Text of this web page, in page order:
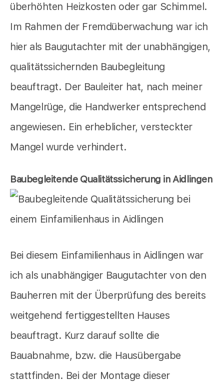
überhöhten Heizkosten oder gar Schimmel.
Im Rahmen der Fremdüberwachung war ich
hier als Baugutachter mit der unabhängigen,
qualitätssichernden Baubegleitung
beauftragt. Der Bauleiter hat, nach meiner
Mangelrüge, die Handwerker entsprechend
angewiesen. Ein erheblicher, versteckter
Mangel wurde verhindert.
Baubegleitende Qualitätssicherung in Aidlingen
Bei diesem Einfamilienhaus in Aidlingen war
ich als unabhängiger Baugutachter von den
Bauherren mit der Überprüfung des bereits
weitgehend fertiggestellten Hauses
beauftragt. Kurz darauf sollte die
Bauabnahme, bzw. die Hausübergabe
stattfinden. Bei der Montage dieser